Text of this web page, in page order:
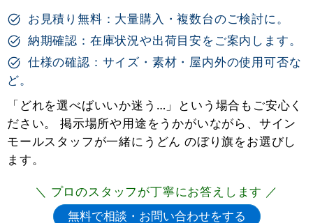
お見積り無料：大量購入・複数台のご検討に。
納期確認：在庫状況や出荷目安をご案内します。
仕様の確認：サイズ・素材・屋内外の使用可否な
ど。
「どれを選べばいいか迷う…」という場合もご安心く
ださい。 掲示場所や用途をうかがいながら、サイン
モールスタッフが一緒にうどん のぼり旗をお選びし
ます。
＼ プロのスタッフが丁寧にお答えします ／